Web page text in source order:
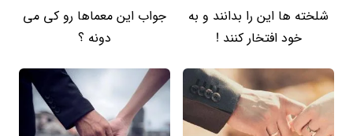
شلخته ها این را بدانند و به
خود افتخار کنند !
جواب این معماها رو کی می
دونه ؟